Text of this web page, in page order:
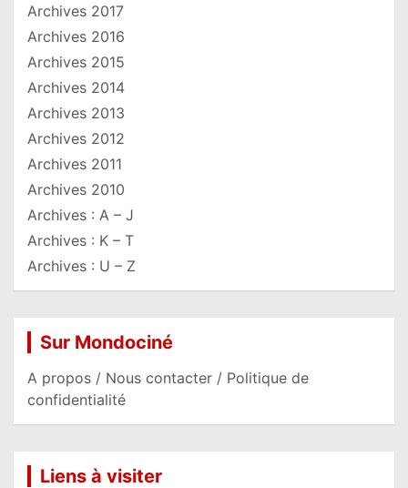
Archives 2017
Archives 2016
Archives 2015
Archives 2014
Archives 2013
Archives 2012
Archives 2011
Archives 2010
Archives : A – J
Archives : K – T
Archives : U – Z
Sur Mondociné
A propos / Nous contacter / Politique de
confidentialité
Liens à visiter